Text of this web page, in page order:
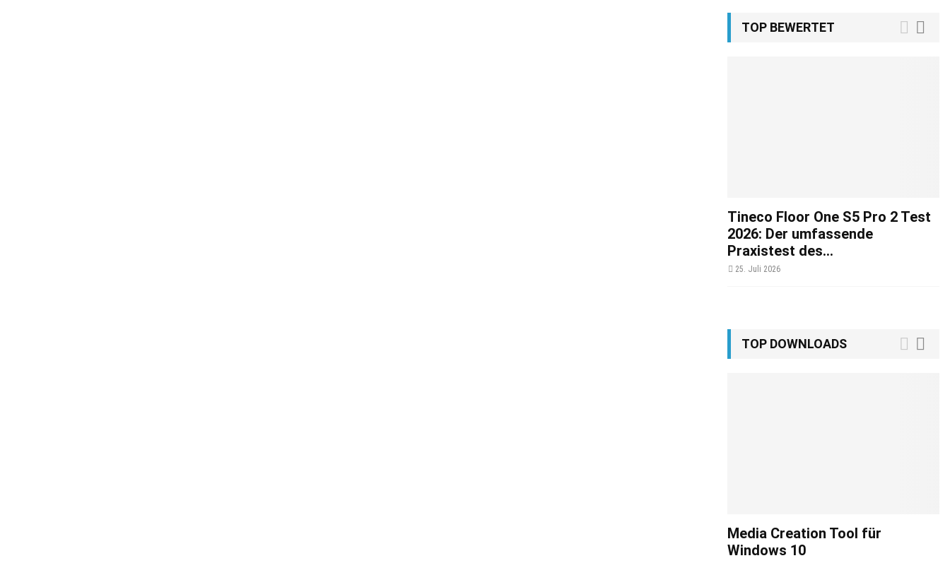
TOP BEWERTET
Tineco Floor One S5 Pro 2 Test
2026: Der umfassende
Praxistest des...
25. Juli 2026
TOP DOWNLOADS
Media Creation Tool für
Windows 10